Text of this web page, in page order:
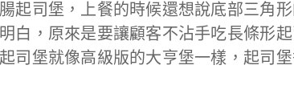
起司堡，上餐的時候還想說底部三角
白，原來是要讓顧客不沾手吃長條形
司堡就像高級版的大亨堡一樣，起司